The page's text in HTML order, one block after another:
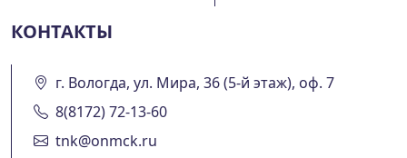
КОНТАКТЫ
г. Вологда, ул. Мира, 36 (5-й этаж), оф. 7
8(8172) 72-13-60
tnk@onmck.ru